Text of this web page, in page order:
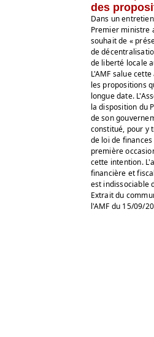
des
Dans un
Premier ministre
souhait de «
de
de liberté locale
L'AMF salue
les propositions
longue date.
la disposition du
de son
constitué, pour y
de loi de
première
cette intention.
financière et
est indissociable
Extrait du
l'AMF du 15/09/